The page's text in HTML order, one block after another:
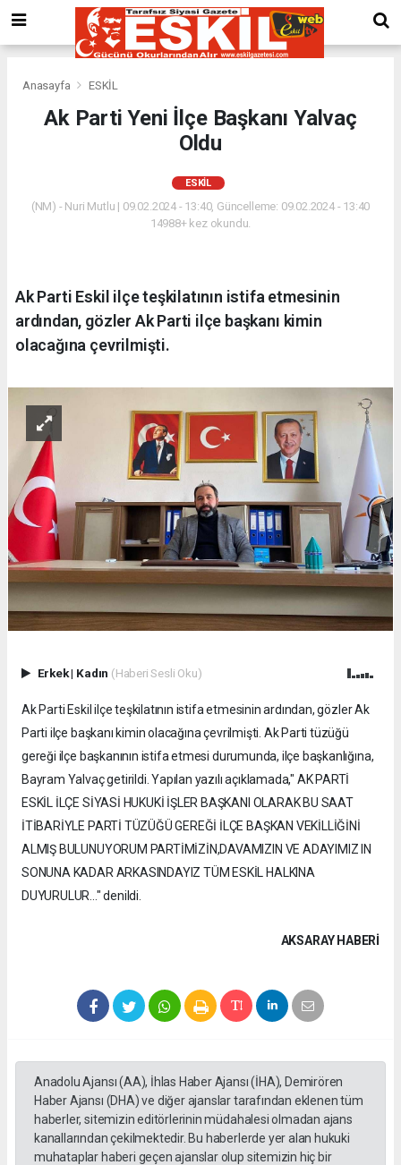
Anasayfa ESKİL
Ak Parti Yeni İlçe Başkanı Yalvaç
Oldu
ESKİL
(NM) - Nuri Mutlu | 09.02.2024 - 13:40, Güncelleme: 09.02.2024 - 13:40
14988+ kez okundu.
Ak Parti Eskil ilçe teşkilatının istifa etmesinin
ardından, gözler Ak Parti ilçe başkanı kimin
olacağına çevrilmişti.
Erkek| Kadın (Haberi Sesli Oku)
Ak Parti Eskil ilçe teşkilatının istifa etmesinin ardından, gözler Ak
Parti ilçe başkanı kimin olacağına çevrilmişti. Ak Parti tüzüğü
gereği ilçe başkanının istifa etmesi durumunda, ilçe başkanlığına,
Bayram Yalvaç getirildi. Yapılan yazılı açıklamada," AK PARTİ
ESKİL İLÇE SİYASİ HUKUKİ İŞLER BAŞKANI OLARAK BU SAAT
İTİBARİYLE PARTİ TÜZÜĞÜ GEREĞİ İLÇE BAŞKAN VEKİLLİĞİNİ
ALMIŞ BULUNUYORUM PARTİMİZİN,DAVAMIZIN VE ADAYIMIZ IN
SONUNA KADAR ARKASINDAYIZ TÜM ESKİL HALKINA
DUYURULUR..." denildi.
AKSARAY HABERİ
Anadolu Ajansı (AA), İhlas Haber Ajansı (İHA), Demirören
Haber Ajansı (DHA) ve diğer ajanslar tarafından eklenen tüm
haberler, sitemizin editörlerinin müdahalesi olmadan ajans
kanallarından çekilmektedir. Bu haberlerde yer alan hukuki
muhataplar haberi geçen ajanslar olup sitemizin hiç bir